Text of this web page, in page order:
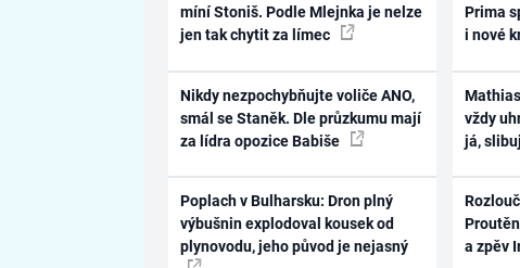
míní Stoniš. Podle Mlejnka je nelze
jen tak chytit za límec
Nikdy nezpochybňujte voliče ANO,
smál se Staněk. Dle průzkumu mají
za lídra opozice Babiše
Poplach v Bulharsku: Dron plný
výbušnin explodoval kousek od
plynovodu, jeho původ je nejasný
Prima
i nové
vždy
já,
a zpěv